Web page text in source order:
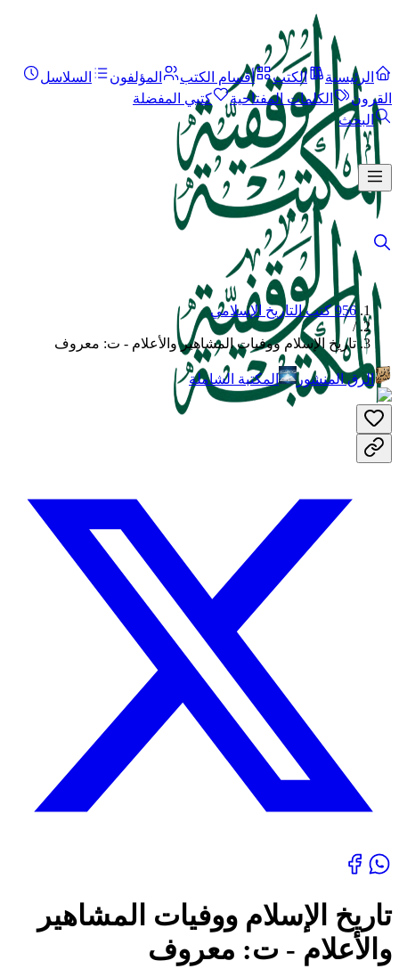
الرئيسية الكتب أقسام الكتب المؤلفون
السلاسل
القرون
الكلمات المفتاحية
كتبي المفضلة
البحث
956 كتب التاريخ الإسلامي
/
تاريخ الإسلام ووفيات المشاهير والأعلام - ت: معروف
الرق المنشور المكتبة الشاملة
تاريخ الإسلام ووفيات المشاهير
والأعلام - ت: معروف